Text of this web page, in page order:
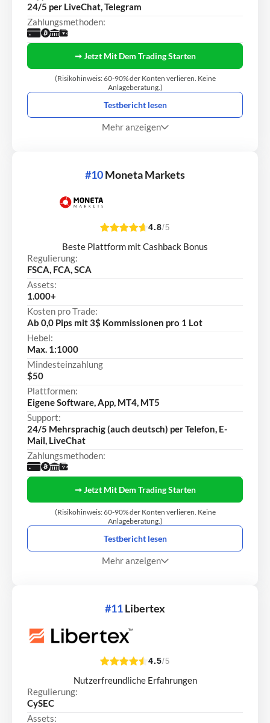
24/5 per LiveChat, Telegram
Zahlungsmethoden:
➞ Jetzt Mit Dem Trading Starten
(Risikohinweis: 60-90% der Konten verlieren. Keine
Anlageberatung.)
Testbericht lesen
Mehr anzeigen
#10Moneta Markets
4.8/5
Beste Plattform mit Cashback Bonus
Regulierung:
FSCA, FCA, SCA
Assets:
1.000+
Kosten pro Trade:
Ab 0,0 Pips mit 3$ Kommissionen pro 1 Lot
Hebel:
Max. 1:1000
Mindesteinzahlung
$50
Plattformen:
Eigene Software, App, MT4, MT5
Support:
24/5 Mehrsprachig (auch deutsch) per Telefon, E-
Mail, LiveChat
Zahlungsmethoden:
➞ Jetzt Mit Dem Trading Starten
(Risikohinweis: 60-90% der Konten verlieren. Keine
Anlageberatung.)
Testbericht lesen
Mehr anzeigen
#11Libertex
4.5/5
Nutzerfreundliche Erfahrungen
Regulierung:
CySEC
Assets: